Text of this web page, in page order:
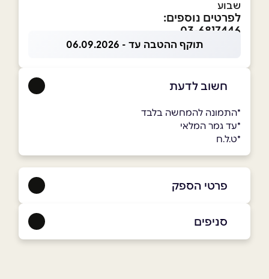
שבוע
לפרטים נוספים:
03-6817446
תוקף ההטבה עד - 06.09.2026
חשוב לדעת
*התמונה להמחשה בלבד
*עד גמר המלאי
*ט.ל.ח
פרטי הספק
סניפים